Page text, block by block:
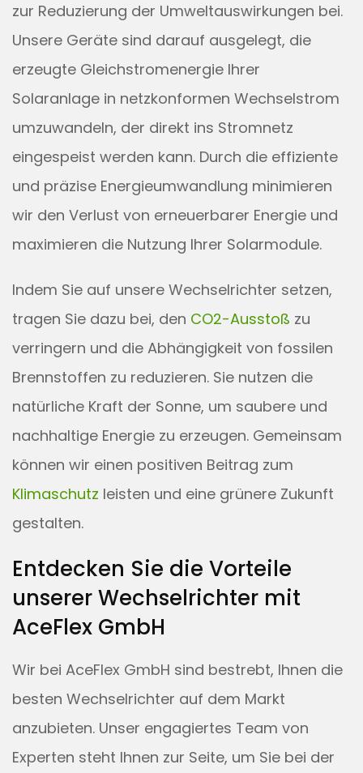
zur Reduzierung der Umweltauswirkungen bei.
Unsere Geräte sind darauf ausgelegt, die
erzeugte Gleichstromenergie Ihrer
Solaranlage in netzkonformen Wechselstrom
umzuwandeln, der direkt ins Stromnetz
eingespeist werden kann. Durch die effiziente
und präzise Energieumwandlung minimieren
wir den Verlust von erneuerbarer Energie und
maximieren die Nutzung Ihrer Solarmodule.
Indem Sie auf unsere Wechselrichter setzen,
tragen Sie dazu bei, den CO2-Ausstoß zu
verringern und die Abhängigkeit von fossilen
Brennstoffen zu reduzieren. Sie nutzen die
natürliche Kraft der Sonne, um saubere und
nachhaltige Energie zu erzeugen. Gemeinsam
können wir einen positiven Beitrag zum
Klimaschutz leisten und eine grünere Zukunft
gestalten.
Entdecken Sie die Vorteile
unserer Wechselrichter mit
AceFlex GmbH
Wir bei AceFlex GmbH sind bestrebt, Ihnen die
besten Wechselrichter auf dem Markt
anzubieten. Unser engagiertes Team von
Experten steht Ihnen zur Seite, um Sie bei der